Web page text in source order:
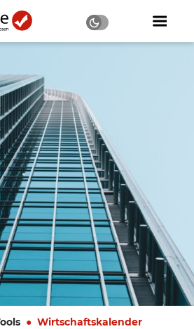
Wirtschaftskalender